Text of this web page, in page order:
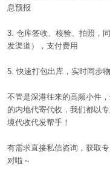
息预报
3. 仓库签收、核验、拍照，
发渠道），支付费用
5.快速打包出库，实时同步
不管是深港往来的高频小件
的内地代寄代收，我们都以
境代收代发帮手！
有需求直接私信咨询，获取
对啦～